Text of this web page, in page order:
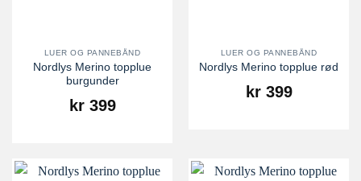
LUER OG PANNEBÅND
Nordlys Merino topplue
burgunder
kr399
LUER OG PANNEBÅND
Nordlys Merino topplue rød
kr399